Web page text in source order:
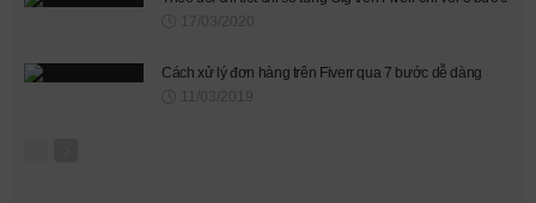
17/03/2020
Cách xử lý đơn hàng trên Fiverr qua 7 bước dễ dàng
11/03/2019